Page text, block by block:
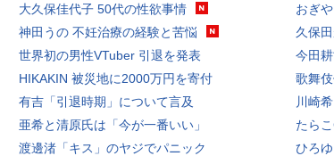
大久保佳代子 50代の性欲事情
神田うの 不妊治療の経験と苦悩
世界初の男性VTuber 引退を発表
HIKAKIN 被災地に2000万円を寄付
有吉「引退時期」について言及
亜希と清原氏は「今が一番いい」
渡邊渚「キス」のヤジでパニック
おぎ
久保
今田
歌舞
川崎
たら
ひろ